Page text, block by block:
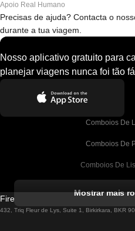
Apoio Real Humano
Precisas de ajuda? Contacta o
durante a tua viagem.
Nosso aplicativo gratuito para
planejar viagens nunca foi tão
Comboios De
Comboios De
Comboios De
Comboios De
Mostrar mais
Firebird GT Limited (OC 1451)
432, Triq Fleur de Lys, Suite 1, Birkirkara, BKR